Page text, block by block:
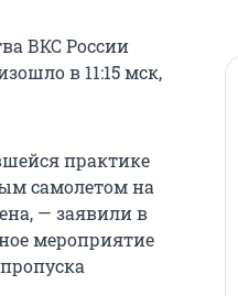
ВКС России
в 11:15 мск,
практике
самолетом на
— заявили в
мероприятие